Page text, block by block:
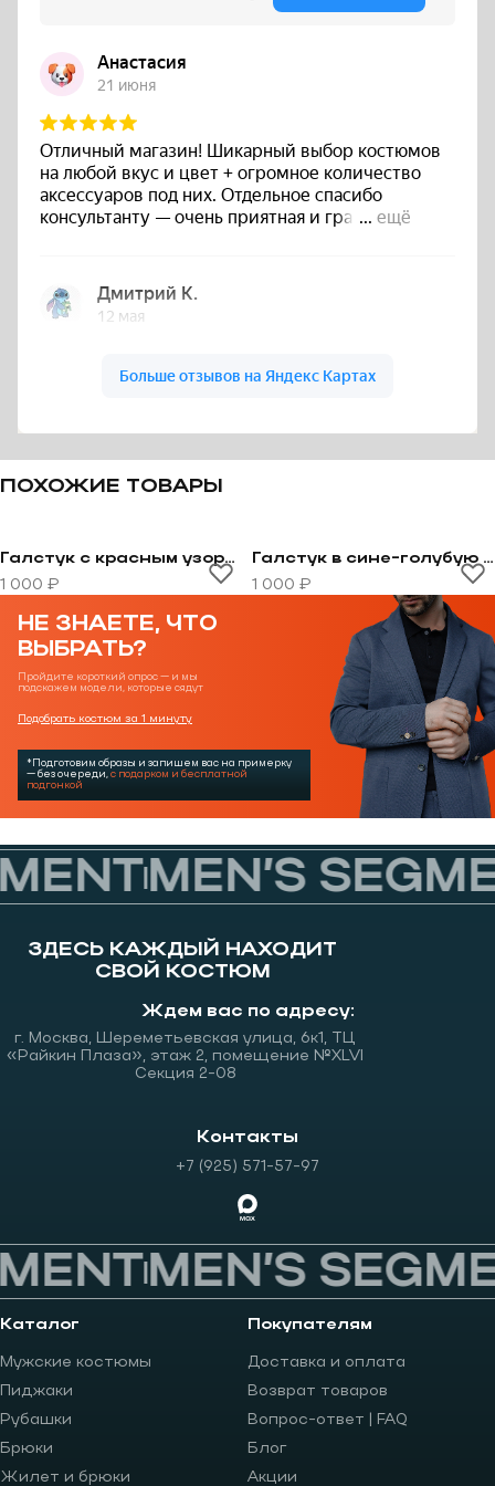
ПОХОЖИЕ ТОВАРЫ
Перейти к товару Галстук с красным узором
Галстук с красным узором
1 000 ₽
Перейти к товару
Галстук в сине-голубую полоску
1 000 ₽
НЕ ЗНАЕТЕ, ЧТО
ВЫБРАТЬ?
Пройдите короткий опрос — и мы
подскажем модели, которые сядут
Подобрать костюм за 1 минуту
*Подготовим образы и запишем вас на примерку
— без очереди, с подарком и бесплатной
подгонкой
MEN’S
ЗДЕСЬ КАЖДЫЙ НАХОДИТ
СВОЙ КОСТЮМ
Ждем вас по адресу:
г. Москва, Шереметьевская улица, 6к1, ТЦ
«Райкин Плаза», этаж 2, помещение №XLVI
Секция 2-08
Контакты
+7 (925) 571-57-97
MEN’S
Каталог
Мужские костюмы
Пиджаки
Рубашки
Брюки
Жилет и брюки
Покупателям
Доставка и оплата
Возврат товаров
Вопрос-ответ | FAQ
Блог
Акции